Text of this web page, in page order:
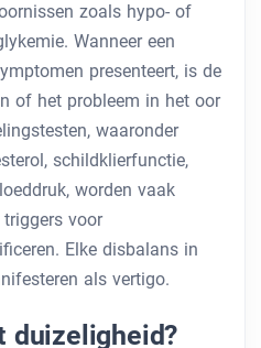
zoals hypo- of
Wanneer een
presenteert, is de
of het probleem in het oor
waaronder
schildklierfunctie,
worden vaak
voor
Elke disbalans in
als vertigo.
duizeligheid?